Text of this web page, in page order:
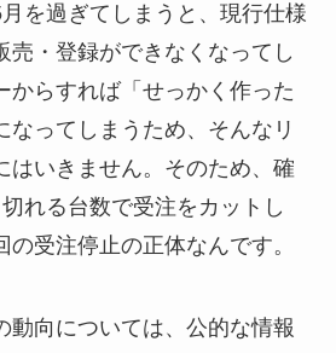
を過ぎてしまうと、現行仕様
売・登録ができなくなってし
からすれば「せっかく作った
なってしまうため、そんなリ
はいきません。そのため、確
れる台数で受注をカットし
受注停止の正体なんです。
動向については、公的な情報